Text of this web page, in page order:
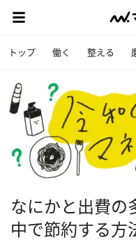
トップ 働く 整える
なにかと出費の
中で節約する方